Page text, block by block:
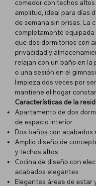
comedor con techos
amplitud, ideal para días
de semana sin prisas. La
completamente
que dos dormitorios con
privacidad y
relajan con un baño en
o una sesión en el
limpieza dos veces por
mantiene el hogar
Características de la
Apartamento de dos
de espacio interior
Dos baños con
Amplio diseño de
y techos altos
Cocina de diseño con
acabados elegantes
Elegantes áreas de estar